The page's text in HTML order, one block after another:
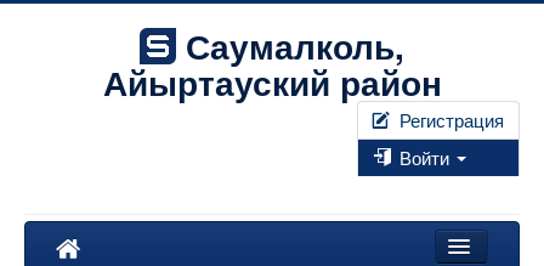
Саумалколь,
Айыртауский район
Регистрация
Войти